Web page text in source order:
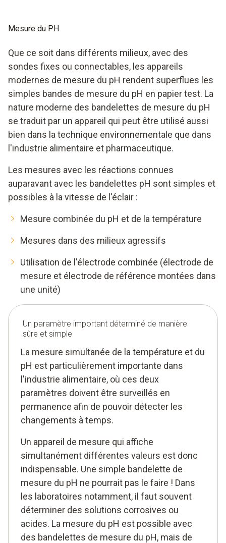
Mesure du PH
Que ce soit dans différents milieux, avec des
sondes fixes ou connectables, les appareils
modernes de mesure du pH rendent superflues les
simples bandes de mesure du pH en papier test. La
nature moderne des bandelettes de mesure du pH
se traduit par un appareil qui peut être utilisé aussi
bien dans la technique environnementale que dans
l'industrie alimentaire et pharmaceutique.
Les mesures avec les réactions connues
auparavant avec les bandelettes pH sont simples et
possibles à la vitesse de l'éclair :
Mesure combinée du pH et de la température
Mesures dans des milieux agressifs
Utilisation de l'électrode combinée (électrode de
mesure et électrode de référence montées dans
une unité)
Un paramètre important déterminé de manière
sûre et simple
La mesure simultanée de la température et du
pH est particulièrement importante dans
l'industrie alimentaire, où ces deux
paramètres doivent être surveillés en
permanence afin de pouvoir détecter les
changements à temps.
Un appareil de mesure qui affiche
simultanément différentes valeurs est donc
indispensable. Une simple bandelette de
mesure du pH ne pourrait pas le faire ! Dans
les laboratoires notamment, il faut souvent
déterminer des solutions corrosives ou
acides. La mesure du pH est possible avec
des bandelettes de mesure du pH, mais de